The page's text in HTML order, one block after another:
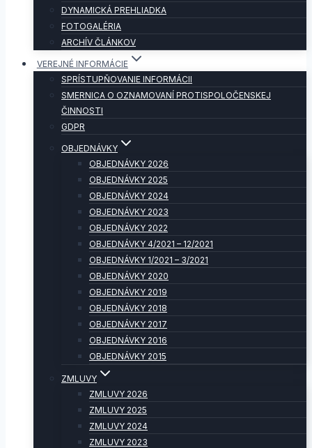
DYNAMICKÁ PREHLIADKA
FOTOGALÉRIA
ARCHÍV ČLÁNKOV
VEREJNÉ INFORMÁCIE
SPRÍSTUPŇOVANIE INFORMÁCII
SMERNICA O OZNAMOVANÍ PROTISPOLOČENSKEJ
ČINNOSTI
GDPR
OBJEDNÁVKY
OBJEDNÁVKY 2026
OBJEDNÁVKY 2025
OBJEDNÁVKY 2024
OBJEDNÁVKY 2023
OBJEDNÁVKY 2022
OBJEDNÁVKY 4/2021 – 12/2021
OBJEDNÁVKY 1/2021 – 3/2021
OBJEDNÁVKY 2020
OBJEDNÁVKY 2019
OBJEDNÁVKY 2018
OBJEDNÁVKY 2017
OBJEDNÁVKY 2016
OBJEDNÁVKY 2015
ZMLUVY
ZMLUVY 2026
ZMLUVY 2025
ZMLUVY 2024
ZMLUVY 2023